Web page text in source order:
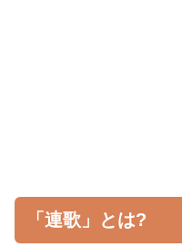
「連歌」とは?